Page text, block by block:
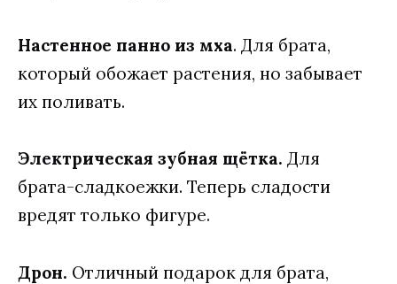
Настенное панно из мха. Для брата,
который обожает растения, но забывает
их поливать.
Электрическая зубная щётка. Для
брата-сладкоежки. Теперь сладости
вредят только фигуре.
Дрон. Отличный подарок для брата,